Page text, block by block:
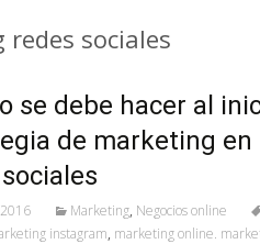
sociales
se debe hacer al
de marketing en
Marketing, Negocios online
instagram, marketing online.